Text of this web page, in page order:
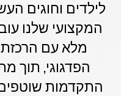
לילדים וחוגים
המקצועי שלנו
מלא עם הרכזת
הפדגוגי, תוך
התקדמות